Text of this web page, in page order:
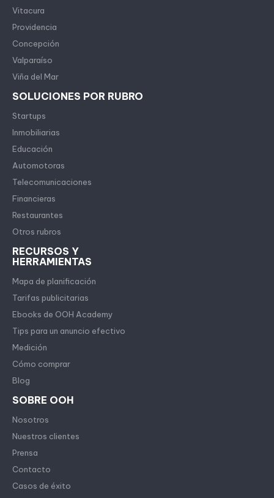
Vitacura
Providencia
Concepción
Valparaíso
Viña del Mar
SOLUCIONES POR RUBRO
Startups
Inmobiliarias
Educación
Automotoras
Telecomunicaciones
Financieras
Restaurantes
Otros rubros
RECURSOS Y
HERRAMIENTAS
Mapa de planificación
Tarifas publicitarias
Ebooks de OOH Academy
Tips para un anuncio efectivo
Medición
Cómo comprar
Blog
SOBRE OOH
Nosotros
Nuestros clientes
Prensa
Contacto
Casos de éxito